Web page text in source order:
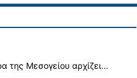
της Μεσογείου αρχίζει…